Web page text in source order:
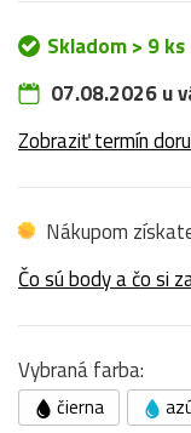
Skladom > 9 ks
07.08.2026 u
Zobraziť termín
Nákupom
Čo sú body a čo si
Vybraná farba:
čierna